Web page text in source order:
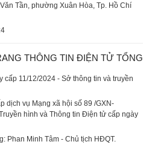
Tần, phường Xuân Hòa, Tp. Hồ Chí
THÔNG TIN ĐIỆN TỬ TỔNG
cấp 11/12/2024 - Sở thông tin và truyền
dịch vụ Mạng xã hội số 89 /GXN-
hình và Thông tin Điện tử cấp ngày
Phan Minh Tâm - Chủ tịch HĐQT.